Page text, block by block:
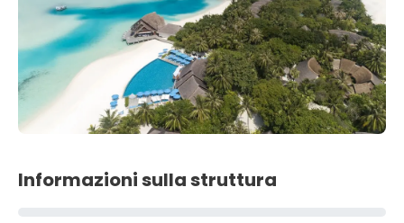
Informazioni sulla struttura